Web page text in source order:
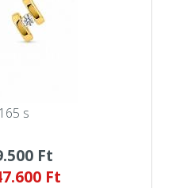
s
Ft
Ft